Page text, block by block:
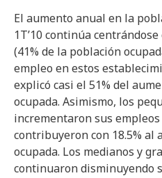
El aumento anual en la
1T’10 continúa
(41% de la población
empleo en estos
explicó casi el 51% del
ocupada. Asimismo, los
incrementaron sus empleos
contribuyeron con 18.5% al
ocupada. Los medianos y
continuaron disminuyendo